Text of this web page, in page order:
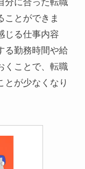
分に合った転職
ことができま
じる仕事内容
る勤務時間や給
くことで、転職
とが少なくなり